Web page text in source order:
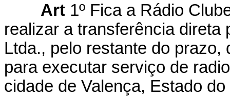
Art 1º Fica a Rádio
realizar a transferência direta
Ltda., pelo restante do
para executar serviço de
cidade de Valença, Estado